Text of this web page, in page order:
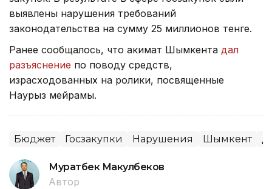
выявлены нарушения требований
законодательства на сумму 25 миллионов тенге.
Ранее сообщалось, что акимат Шымкента дал
разъяснение по поводу средств,
израсходованных на ролики, посвященные
Наурыз мейрамы.
Бюджет Госзакупки Нарушения Шымкент
Муратбек Макулбеков
Автор